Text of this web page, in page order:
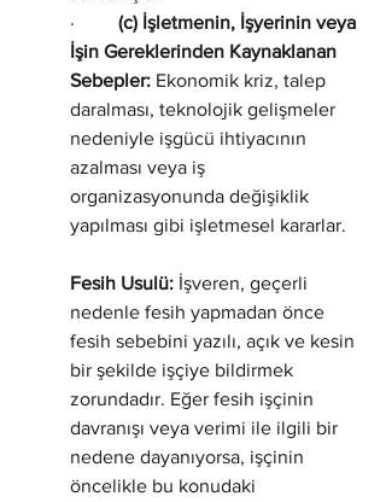
· (c) İşletmenin, İşyerinin veya
İşin Gereklerinden Kaynaklanan
Sebepler: Ekonomik kriz, talep
daralması, teknolojik gelişmeler
nedeniyle işgücü ihtiyacının
azalması veya iş
organizasyonunda değişiklik
yapılması gibi işletmesel kararlar.
Fesih Usulü: İşveren, geçerli
nedenle fesih yapmadan önce
fesih sebebini yazılı, açık ve kesin
bir şekilde işçiye bildirmek
zorundadır. Eğer fesih işçinin
davranışı veya verimi ile ilgili bir
nedene dayanıyorsa, işçinin
öncelikle bu konudaki